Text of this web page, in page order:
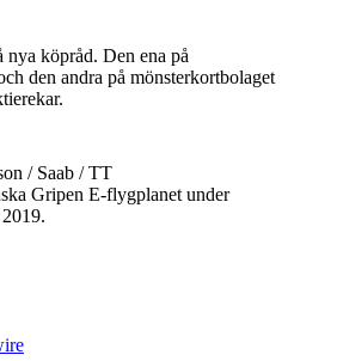
nya köpråd. Den ena på
den andra på mönsterkortbolaget
/ Saab / TT
Gripen E-flygplanet under